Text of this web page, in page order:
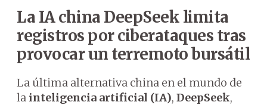
La IA china DeepSeek limita
registros por ciberataques tras
provocar un terremoto bursátil
La última alternativa china en el mundo de
la inteligencia artificial (IA), DeepSeek,